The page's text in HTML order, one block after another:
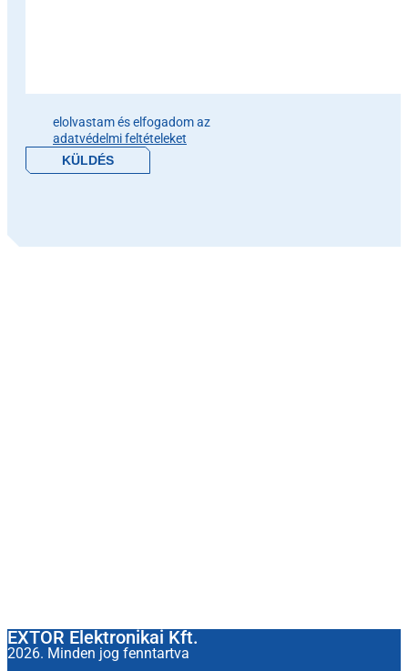
elolvastam és elfogadom az
adatvédelmi feltételeket
EXTOR Elektronikai Kft.
2026. Minden jog fenntartva